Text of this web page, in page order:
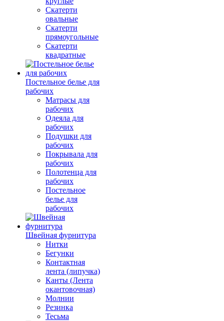
Скатерти
овальные
Скатерти
прямоугольные
Скатерти
квадратные
Постельное белье для
рабочих
Матрасы для
рабочих
Одеяла для
рабочих
Подушки для
рабочих
Покрывала для
рабочих
Полотенца для
рабочих
Постельное
белье для
рабочих
Швейная фурнитура
Нитки
Бегунки
Контактная
лента (липучка)
Канты (Лента
окантовочная)
Молнии
Резинка
Тесьма